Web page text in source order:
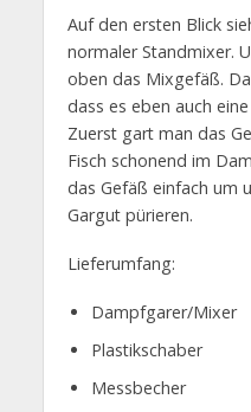
Auf den ersten Blick
normaler Standmixer.
oben das Mixgefäß.
dass es eben auch
Zuerst gart man das
Fisch schonend im
das Gefäß einfach um
Gargut pürieren.
Lieferumfang:
Dampfgarer/Mixer
Plastikschaber
Messbecher